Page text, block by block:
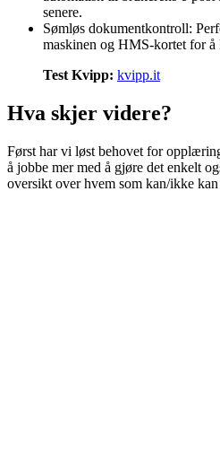
senere.
Sømløs dokumentkontroll:
maskinen og HMS-kortet for å
Test Kvipp: kvipp.it
Hva skjer videre?
Først har vi løst behovet for
å jobbe mer med å gjøre det enkelt
oversikt over hvem som kan/ikke